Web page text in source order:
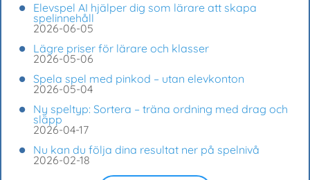
Elevspel AI hjälper dig som lärare att skapa
spelinnehåll
2026-06-05
Lägre priser för lärare och klasser
2026-05-06
Spela spel med pinkod – utan elevkonton
2026-05-04
Ny speltyp: Sortera – träna ordning med drag och
släpp
2026-04-17
Nu kan du följa dina resultat ner på spelnivå
2026-02-18